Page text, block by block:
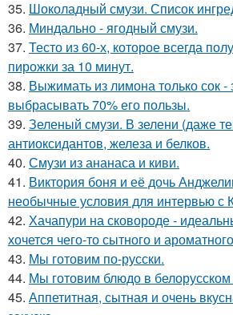
35. Шоколадный смузи. Список
36. Миндально - ягодный смузи.
37. Тесто из 60-х, которое всегда
пирожки за 10 минут.
38. Выжимать из лимона только сок -
выбрасывать 70% его пользы.
39. Зеленый смузи. В зелени (даже
антиоксидантов, железа и белков.
40. Смузи из ананаса и киви.
41. Виктория боня и её дочь
необычные условия для интервью с
42. Хачапури на сковороде -
хочется чего-то сытного и
43. Мы готовим по-русски.
44. Мы готовим блюдо в белорусском
45. Аппетитная, сытная и очень